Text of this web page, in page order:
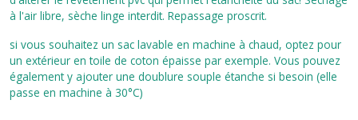
à l'air libre, sèche linge interdit. Repassage proscrit.
si vous souhaitez un sac lavable en machine à chaud, optez pour
un extérieur en toile de coton épaisse par exemple. Vous pouvez
également y ajouter une doublure souple étanche si besoin (elle
passe en machine à 30°C)